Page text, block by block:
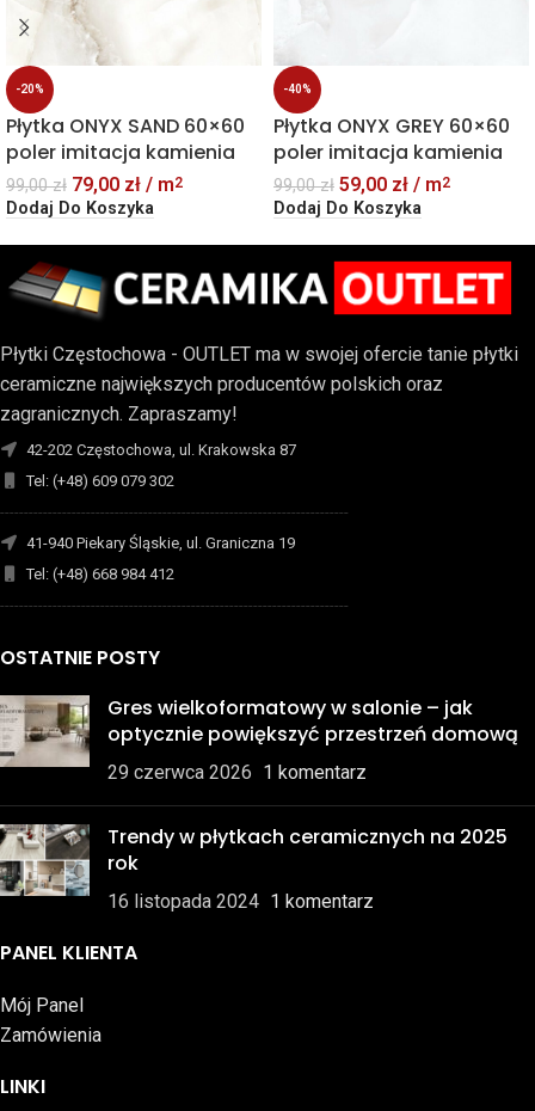
-20%
Płytka ONYX SAND 60×60
poler imitacja kamienia
99,00zł 79,00 zł / m2
Dodaj Do Koszyka
-40%
Płytka ONYX GREY 60×60
poler imitacja kamienia
99,00zł 59,00 zł / m2
Dodaj Do Koszyka
Płytki Częstochowa - OUTLET ma w swojej ofercie tanie płytki
ceramiczne największych producentów polskich oraz
zagranicznych. Zapraszamy!
42-202 Częstochowa, ul. Krakowska 87
Tel: (+48) 609 079 302
-------------------------------------------------------------------------
41-940 Piekary Śląskie, ul. Graniczna 19
Tel: (+48) 668 984 412
-------------------------------------------------------------------------
OSTATNIE POSTY
Gres wielkoformatowy w salonie – jak
optycznie powiększyć przestrzeń domową
29 czerwca 2026 1 komentarz
Trendy w płytkach ceramicznych na 2025
rok
16 listopada 2024 1 komentarz
PANEL KLIENTA
Mój Panel
Zamówienia
LINKI